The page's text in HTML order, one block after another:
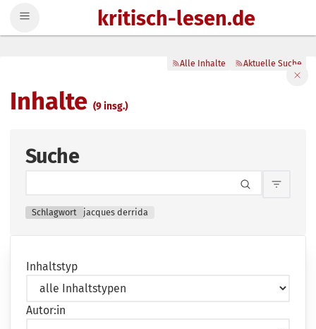
kritisch-lesen.de
Inhalte(9 insg.)
Alle Inhalte Aktuelle Suche
Suche
Schlagwort jacques derrida
Inhaltstyp
Autor:in